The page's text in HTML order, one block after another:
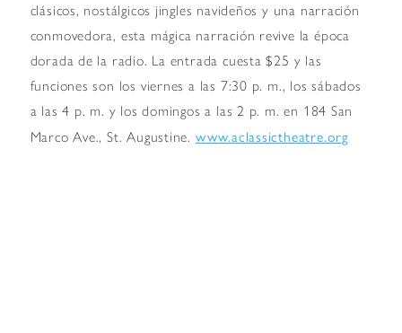
clásicos, nostálgicos jingles navideños y una narración
conmovedora, esta mágica narración revive la época
dorada de la radio. La entrada cuesta $25 y las
funciones son los viernes a las 7:30 p. m., los sábados
a las 4 p. m. y los domingos a las 2 p. m. en 184 San
Marco Ave., St. Augustine. www.aclassictheatre.org